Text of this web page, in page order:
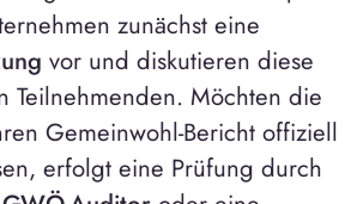
zunächst eine
vor und diskutieren diese
Teilnehmenden. Möchten die
Gemeinwohl-Bericht offiziell
erfolgt eine Prüfung durch